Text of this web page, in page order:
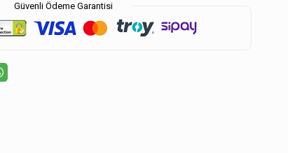
Güvenli Ödeme Garantisi